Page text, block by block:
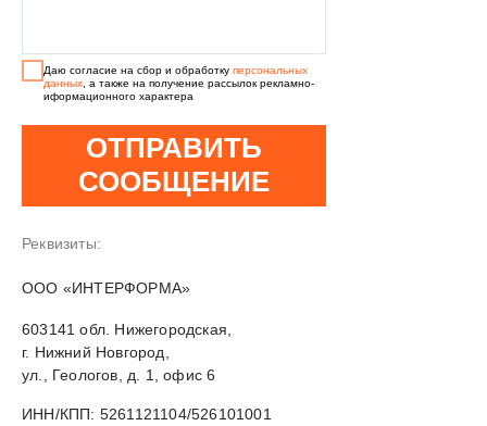
Реквизиты:
OOO «ИНТЕРФОРМА»
603141 обл. Нижегородская,
г. Нижний Новгород,
ул., Геологов, д. 1, офис 6
ИНН/КПП: 5261121104/526101001
Даю согласие на сбор и обработку персональных
данных , а также на получение рассылок рекламно-
иформационного характера
ОТПРАВИТЬ
СООБЩЕНИЕ